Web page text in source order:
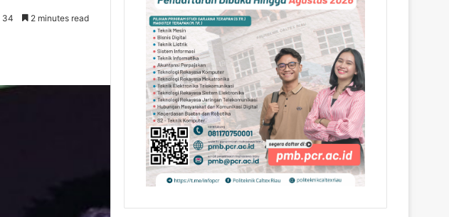
34 2 minutes read